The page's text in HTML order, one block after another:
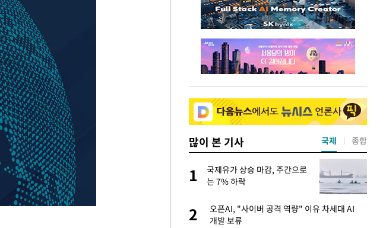
많이 본 기사
1
"창 3개 띄워도 답답함 없
네"…'폴드8 울트라', 일주일
써보니
오세훈 "용산공원 아파트, 노무현·문재인 철
1
국제유가 상승 마감, 주간으로
는 7% 하락
2
오픈AI, "사이버 공격 역량" 이유 차세대 AI
개발 보류
국제 종합